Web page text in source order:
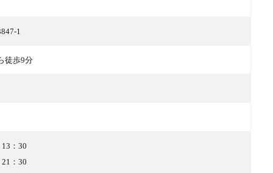
1
徒歩9分
：30
：30